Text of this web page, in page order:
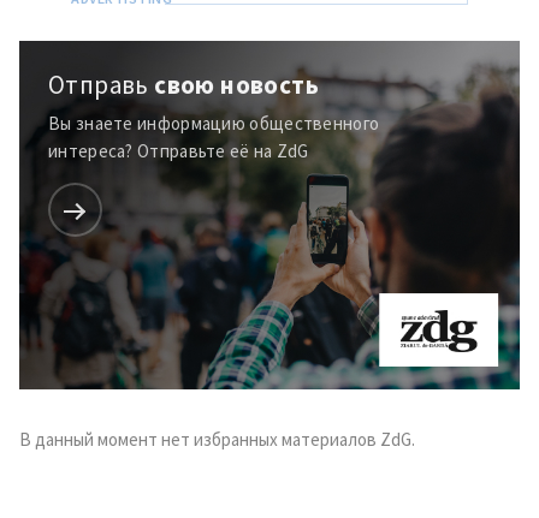
Отправь свою новость
Вы знаете информацию общественного
интереса? Отправьте её на ZdG
В данный момент нет избранных материалов ZdG.